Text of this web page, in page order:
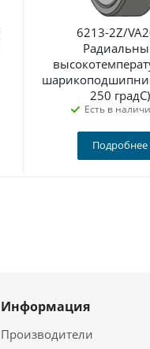
6213-2Z/
250 градС)
Есть в
Подробнее
Информация
Производители